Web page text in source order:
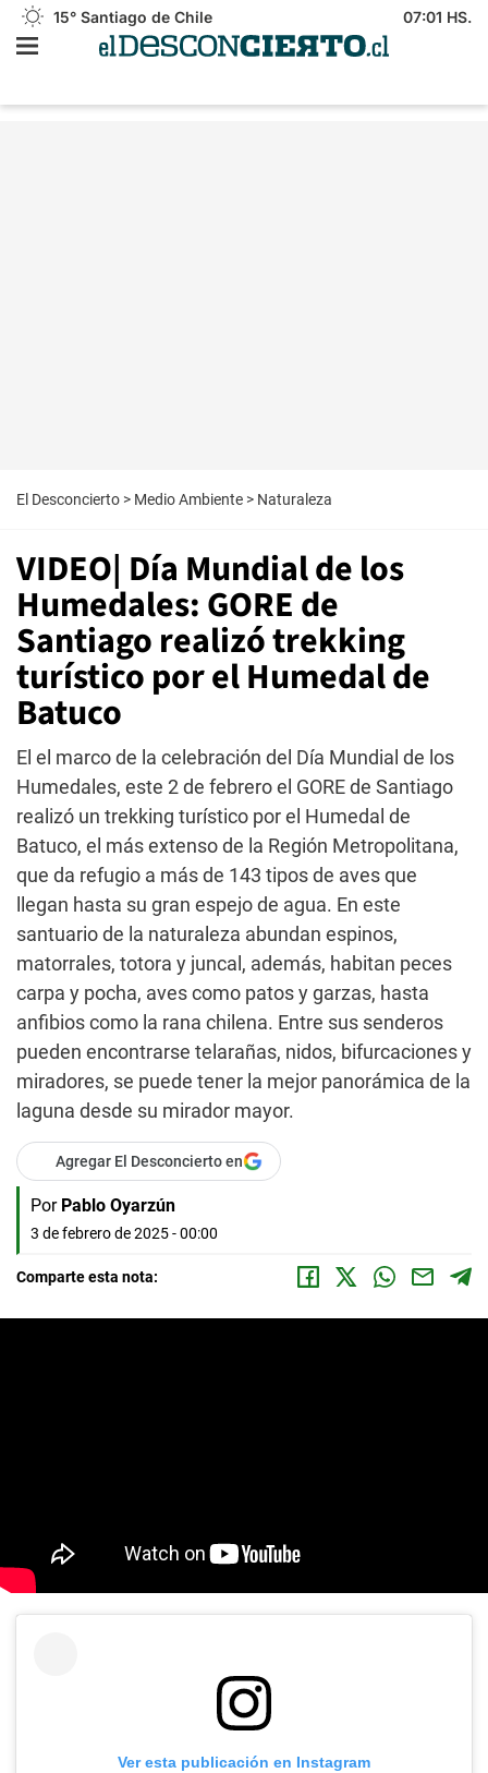
15° Santiago de Chile 07:01 HS.
El Desconcierto > Medio Ambiente > Naturaleza
VIDEO| Día Mundial de los
Humedales: GORE de
Santiago realizó trekking
turístico por el Humedal de
Batuco
El el marco de la celebración del Día Mundial de los
Humedales, este 2 de febrero el GORE de Santiago
realizó un trekking turístico por el Humedal de
Batuco, el más extenso de la Región Metropolitana,
que da refugio a más de 143 tipos de aves que
llegan hasta su gran espejo de agua. En este
santuario de la naturaleza abundan espinos,
matorrales, totora y juncal, además, habitan peces
carpa y pocha, aves como patos y garzas, hasta
anfibios como la rana chilena. Entre sus senderos
pueden encontrarse telarañas, nidos, bifurcaciones y
miradores, se puede tener la mejor panorámica de la
laguna desde su mirador mayor.
Agregar El Desconcierto en
Por Pablo Oyarzún
3 de febrero de 2025 - 00:00
Comparte esta nota:
Ver esta publicación en Instagram